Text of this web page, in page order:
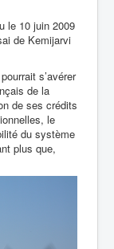
le 10 juin 2009
de Kemijarvi
s’avérer
de la
de ses crédits
le
du système
plus que,